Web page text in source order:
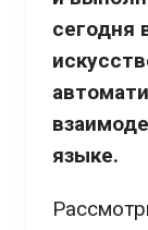
сегодня
языке.